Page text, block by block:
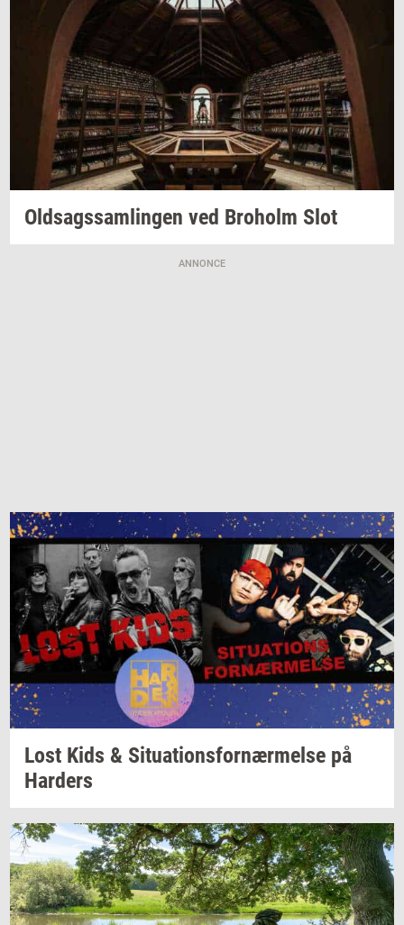
Oldsags­sam­lin­gen ved Bro­holm Slot
ANNONCE
Lost Kids & Si­tu­a­tions­for­nær­mel­se på
Har­ders